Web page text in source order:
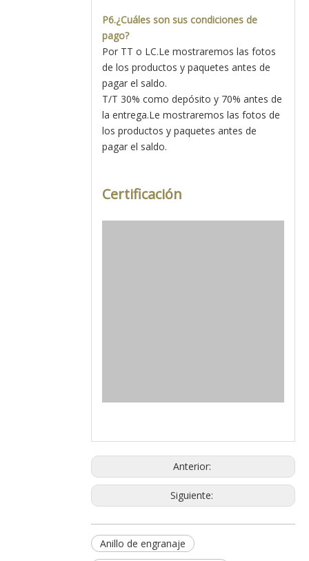
P6.¿Cuáles son sus condiciones de
pago?
Por TT o LC.Le mostraremos las fotos
de los productos y paquetes antes de
pagar el saldo.
T/T 30% como depósito y 70% antes de
la entrega.Le mostraremos las fotos de
los productos y paquetes antes de
pagar el saldo.
Certificación
Anterior:
Siguiente:
Anillo de engranaje